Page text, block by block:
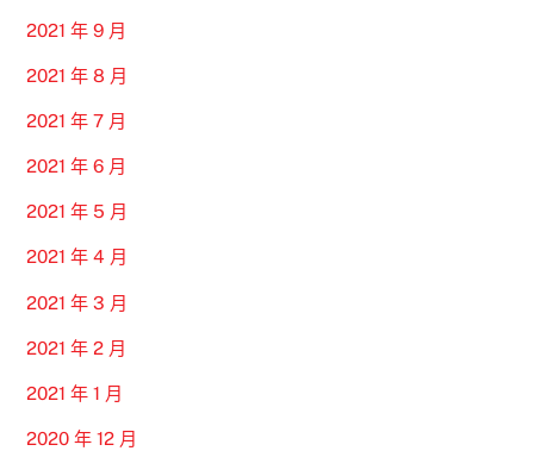
2021 年 9 月
2021 年 8 月
2021 年 7 月
2021 年 6 月
2021 年 5 月
2021 年 4 月
2021 年 3 月
2021 年 2 月
2021 年 1 月
2020 年 12 月